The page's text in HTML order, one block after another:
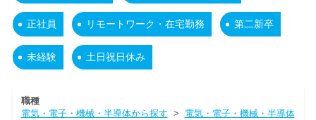
正社員 リモートワーク・在宅勤務 第二新卒
未経験 土日祝日休み
職種
電気・電子・機械・半導体から探す > 電気・電子・機械・半導体